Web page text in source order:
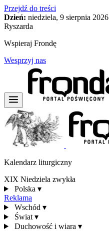
Przejdź do treści
Dzień: niedziela, 9 sierpnia 2026
Ryszarda
Wspieraj Frondę
Wesprzyj nas
Kalendarz liturgiczny
XIX Niedziela zwykła
Polska ▾
Reklama
Wschód ▾
Świat ▾
Duchowość i wiara ▾